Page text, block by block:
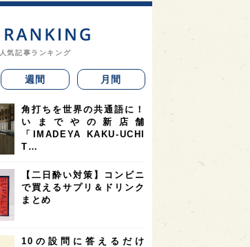
人気記事ランキング
週間 月間
角打ちを世界の共通語に！
いまでやの新店舗
「IMADEYA KAKU-UCHI
T…
【二日酔い対策】コンビニ
で買えるサプリ＆ドリンク
まとめ
10の設問に答えるだけ